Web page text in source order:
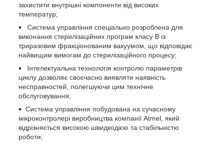
захистити внутрішні компоненти від високих
температур;
Система управління спеціально розроблена для
виконання стерилізаційних програм класу В із
триразовим фракціонованим вакуумом, що відповідає
найвищим вимогам до стерилізаційного процесу;
Інтелектуальна технологія контролю параметрів
циклу дозволяє своєчасно виявляти наявність
несправностей, полегшуючи цим технічне
обслуговування;
Система управління побудована на сучасному
мікроконтролері виробництва компанії Atmel, який
відрізняється високою швидкодією та стабільністю
роботи;